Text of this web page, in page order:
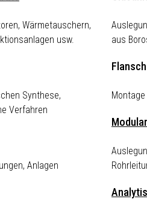
Wärmetauschern,
usw.
Synthese,
Verfahren
Anlagen
aus